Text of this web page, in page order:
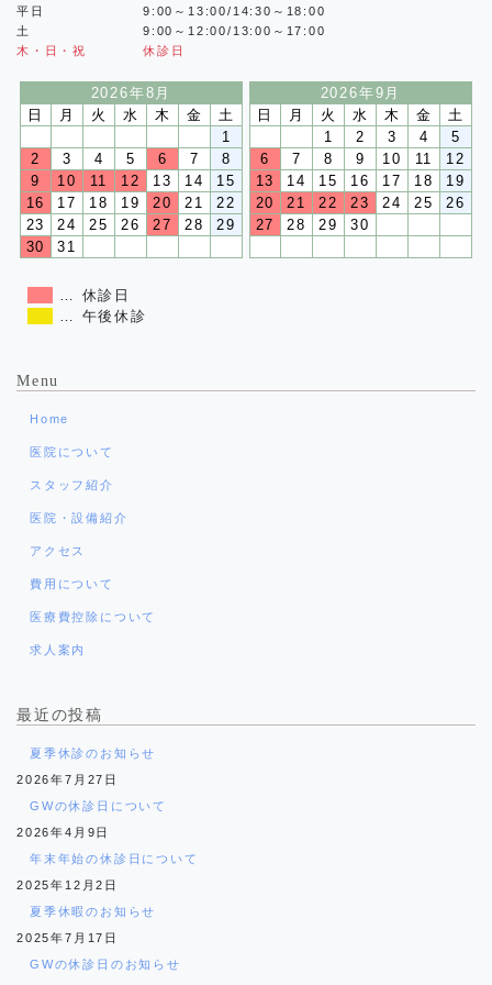
平日
9:00～13:00/14:30～18:00
土
9:00～12:00/13:00～17:00
木・日・祝
休診日
2026年8月
日
月 火 水 木 金
土
1
2
3 4 5 6 7
8
9
10 11 12 13 14
15
16
17 18 19 20 21
22
23
24 25 26 27 28
29
30
31
2026年9月
日
月 火 水 木 金
土
1
2 3 4
5
6
7 8 9 10 11
12
13
14 15 16 17 18
19
20
21 22 23 24 25
26
27
28 29 30
… 休診日
… 午後休診
Menu
Home
医院について
スタッフ紹介
医院・設備紹介
アクセス
費用について
医療費控除について
求人案内
最近の投稿
夏季休診のお知らせ
2026年7月27日
GWの休診日について
2026年4月9日
年末年始の休診日について
2025年12月2日
夏季休暇のお知らせ
2025年7月17日
GWの休診日のお知らせ